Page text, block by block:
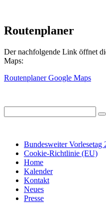
Routenplaner
Der nachfolgende Link öffnet
Maps:
Routenplaner Google Maps
Bundesweiter Vorlesetag
Cookie-Richtlinie (EU)
Home
Kalender
Kontakt
Neues
Presse